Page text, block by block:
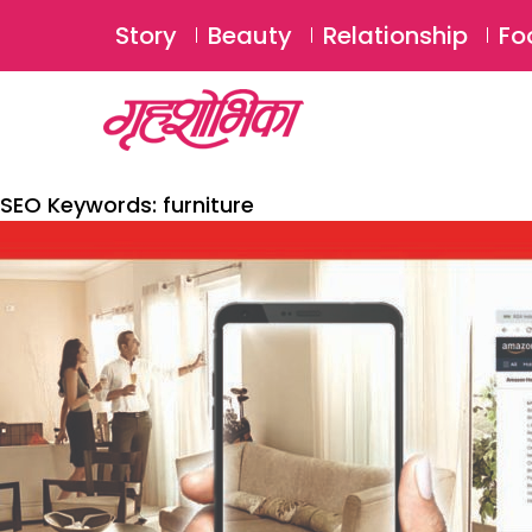
Story Beauty Relationship
SEO Keywords: furniture